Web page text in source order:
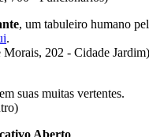
, um tabuleiro humano
.
202 - Cidade Jardim)
suas muitas vertentes.
Aberto